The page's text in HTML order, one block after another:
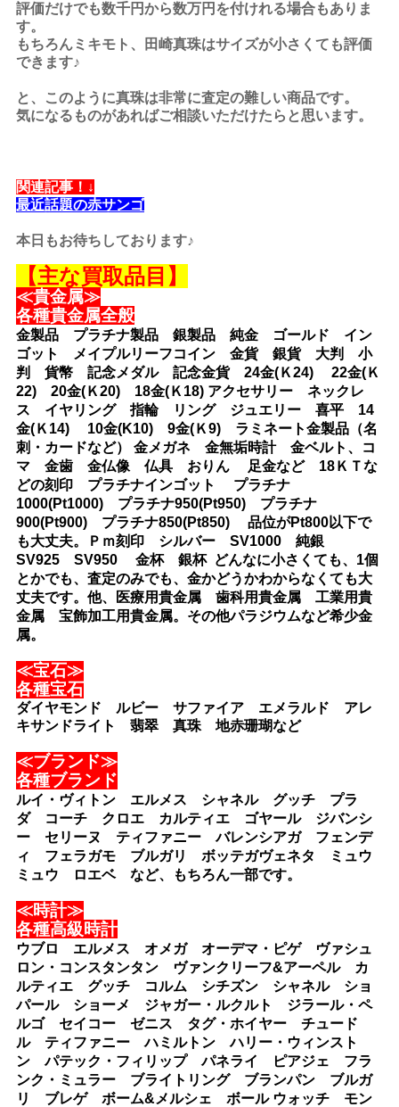
評価だけでも数千円から数万円を付けれる場合もありま
す。
もちろんミキモト、田崎真珠はサイズが小さくても評価
できます♪
と、このように真珠は非常に査定の難しい商品です。
気になるものがあればご相談いただけたらと思います。
関連記事！↓
最近話題の赤サンゴ
本日もお待ちしております♪
【主な買取品目】
≪貴金属≫
各種貴金属全般
金製品 プラチナ製品 銀製品 純金 ゴールド イン
ゴット メイプルリーフコイン 金貨 銀貨 大判 小
判 貨幣 記念メダル 記念金貨 24金(Ｋ24) 22金(Ｋ
22) 20金(Ｋ20) 18金(Ｋ18) アクセサリー ネックレ
ス イヤリング 指輪 リング ジュエリー 喜平 14
金(Ｋ14) 10金(K10) 9金(Ｋ9) ラミネート金製品（名
刺・カードなど） 金メガネ 金無垢時計 金ベルト、コ
マ 金歯 金仏像 仏具 おりん 足金など 18ＫＴな
どの刻印 プラチナインゴット プラチナ
1000(Pt1000) プラチナ950(Pt950) プラチナ
900(Pt900) プラチナ850(Pt850) 品位がPt800以下で
も大丈夫。Ｐｍ刻印 シルバー SV1000 純銀
SV925 SV950 金杯 銀杯 どんなに小さくても、1個
とかでも、査定のみでも、金かどうかわからなくても大
丈夫です。他、医療用貴金属 歯科用貴金属 工業用貴
金属 宝飾加工用貴金属。その他パラジウムなど希少金
属。
≪宝石≫
各種宝石
ダイヤモンド ルビー サファイア エメラルド アレ
キサンドライト 翡翠 真珠 地赤珊瑚など
≪ブランド≫
各種ブランド
ルイ・ヴィトン エルメス シャネル グッチ プラ
ダ コーチ クロエ カルティエ ゴヤール ジバンシ
ー セリーヌ ティファニー バレンシアガ フェンデ
ィ フェラガモ ブルガリ ボッテガヴェネタ ミュウ
ミュウ ロエベ など、もちろん一部です。
≪時計≫
各種高級時計
ウブロ エルメス オメガ オーデマ・ピゲ ヴァシュ
ロン・コンスタンタン ヴァンクリーフ&アーペル カ
ルティエ グッチ コルム シチズン シャネル ショ
パール ショーメ ジャガー・ルクルト ジラール・ペ
ルゴ セイコー ゼニス タグ・ホイヤー チュード
ル ティファニー ハミルトン ハリー・ウィンスト
ン パテック・フィリップ パネライ ピアジェ フラ
ンク・ミュラー ブライトリング ブランパン ブルガ
リ ブレゲ ボーム&メルシェ ボール ウォッチ モン